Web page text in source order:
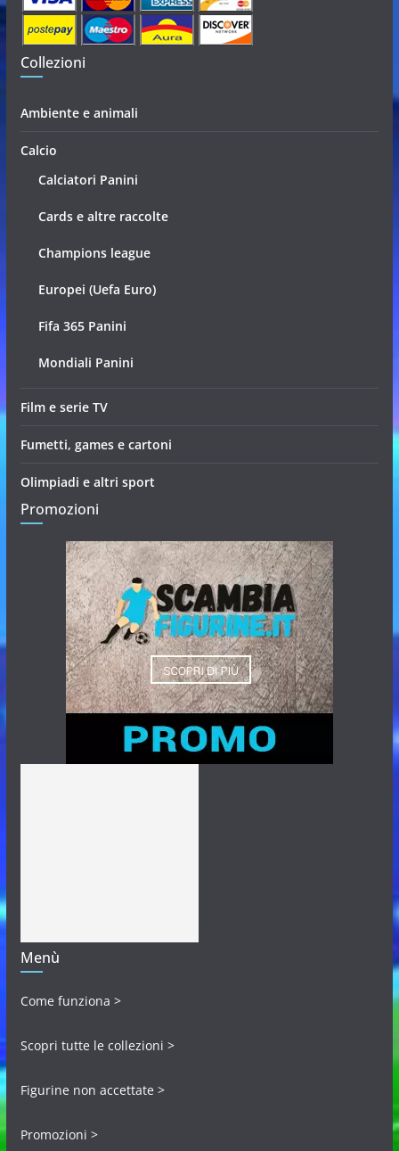
Collezioni
Ambiente e animali
Calcio
Calciatori Panini
Cards e altre raccolte
Champions league
Europei (Uefa Euro)
Fifa 365 Panini
Mondiali Panini
Film e serie TV
Fumetti, games e cartoni
Olimpiadi e altri sport
Promozioni
Menù
Come funziona >
Scopri tutte le collezioni >
Figurine non accettate >
Promozioni >